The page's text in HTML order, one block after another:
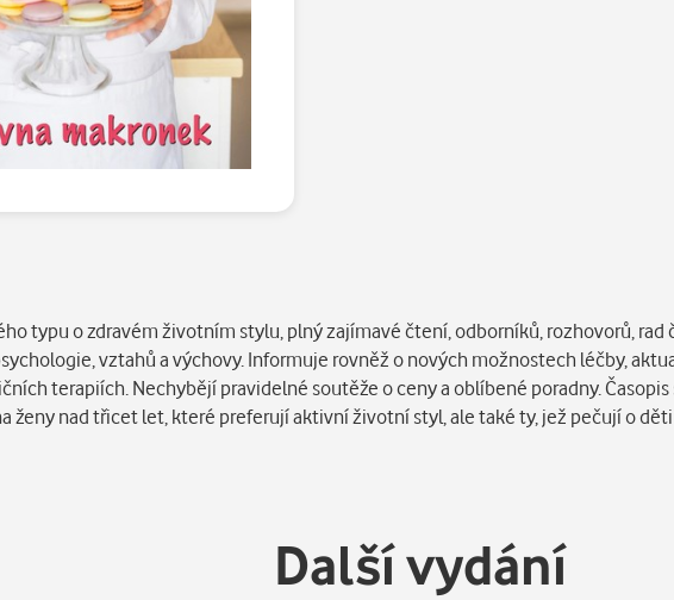
typu o zdravém životním stylu, plný zajímavé čtení, odborníků, rozhovorů, rad
vztahů a výchovy. Informuje rovněž o nových možnostech léčby,
terapiích. Nechybějí pravidelné soutěže o ceny a oblíbené poradny.
ženy nad třicet let, které preferují aktivní životní styl, ale také ty, jež pečují o děti
Další vydání